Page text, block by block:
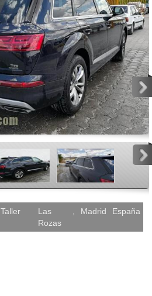
>
Taller
Las
Rozas
Madrid España